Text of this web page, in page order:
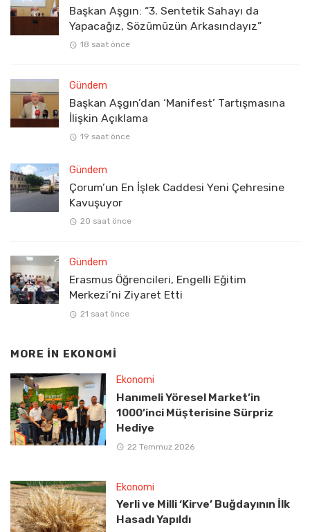
Başkan Aşgın: “3. Sentetik Sahayı da
Yapacağız, Sözümüzün Arkasındayız”
18 saat önce
Gündem
Başkan Aşgın’dan ‘Manifest’ Tartışmasına
İlişkin Açıklama
19 saat önce
Gündem
Çorum’un En İşlek Caddesi Yeni Çehresine
Kavuşuyor
20 saat önce
Gündem
Erasmus Öğrencileri, Engelli Eğitim
Merkezi’ni Ziyaret Etti
21 saat önce
MORE IN EKONOMI
Ekonomi
Hanımeli Yöresel Market’in
1000’inci Müşterisine Sürpriz
Hediye
22 Temmuz 2026
Ekonomi
Yerli ve Milli ‘Kirve’ Buğdayının İlk
Hasadı Yapıldı